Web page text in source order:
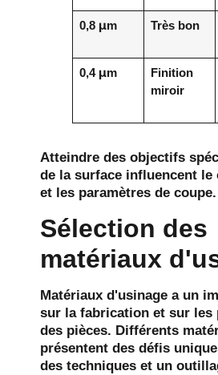
0,8 μm Très bon
0,4 μm
Finition
miroir
Atteindre des objectifs
de la surface influencent le
et les paramètres de coupe.
Sélection des
matériaux
Matériaux d'usinage a un
sur la fabrication et sur les
des pièces. Différents
présentent des défis
des techniques et un